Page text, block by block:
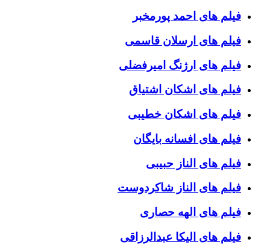
فیلم های احمد پورمخبر
فیلم های ارسلان قاسمی
فیلم های ارژنگ امیرفضلی
فیلم های اشکان اشتیاق
فیلم های اشکان خطیبی
فیلم های افسانه بایگان
فیلم های الناز حبیبی
فیلم های الناز شاکردوست
فیلم های الهه حصاری
فیلم های الیکا عبدالرزاقی